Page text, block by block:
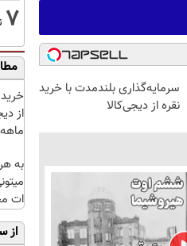
سرمایه‌گذاری بلندمدت با خرید
نقره از دیجی‌کالا
7
به
ات
از